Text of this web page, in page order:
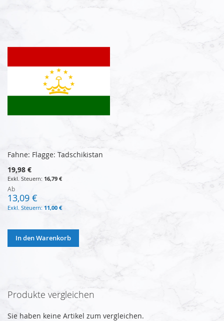
Fahne: Flagge: Tadschikistan
19,98 €
16,79 €
Ab
13,09 €
11,00 €
In den Warenkorb
Produkte vergleichen
Sie haben keine Artikel zum vergleichen.